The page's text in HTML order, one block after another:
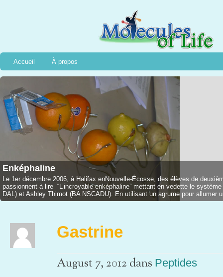
Accueil À propos
Enképhaline
Le 1er décembre 2006, à Halifax enNouvelle-Écosse, des élèves de
passionnent à lire “L’incroyable enképhaline” mettant en vedette le
DAL) et Ashley Thimot (BA NSCADU). En utilisant un agrume pour allumer
Gastrine
August 7, 2012 dans Peptides